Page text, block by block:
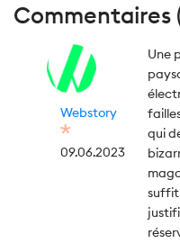
Commentaires
Webstory
09.06.2023
Une
qui
suffit